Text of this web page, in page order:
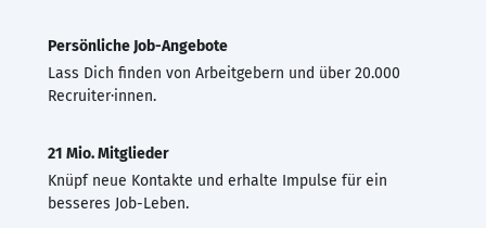
Persönliche Job-Angebote
Lass Dich finden von Arbeitgebern und über 20.000
Recruiter·innen.
21 Mio. Mitglieder
Knüpf neue Kontakte und erhalte Impulse für ein
besseres Job-Leben.